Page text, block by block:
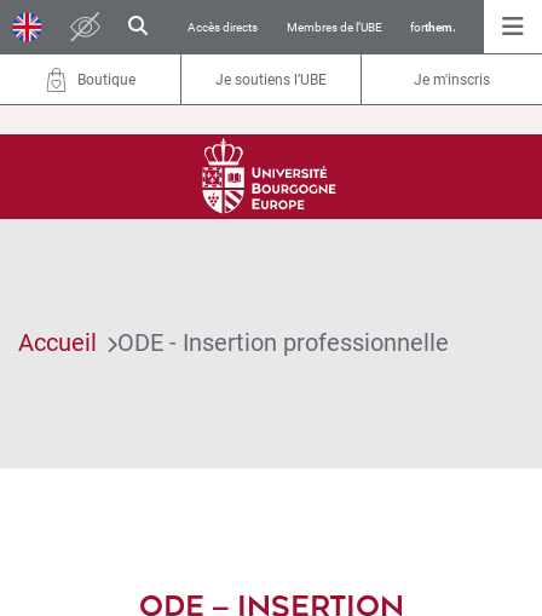
Accès directs Membres de l’UBE forthem.
Boutique Je soutiens l’UBE Je m'inscris
Accueil ODE - Insertion professionnelle
ODE – INSERTION